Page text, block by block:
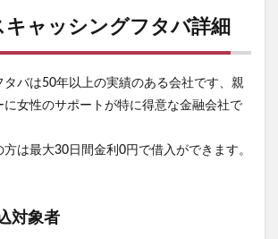
キャッシングフタバ詳細
タバは50年以上の実績のある会社です、親
に女性のサポートが特に得意な金融会社で
方は最大30日間金利0円で借入ができます。
対象者